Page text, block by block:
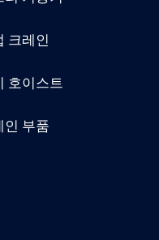
크레인
호이스트
인 부품